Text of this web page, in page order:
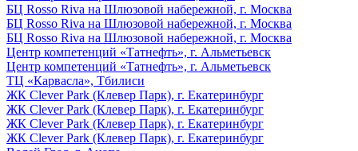
БЦ Rosso Riva на Шлюзовой набережной, г. Москва
БЦ Rosso Riva на Шлюзовой набережной, г. Москва
БЦ Rosso Riva на Шлюзовой набережной, г. Москва
Центр компетенций «Татнефть», г. Альметьевск
Центр компетенций «Татнефть», г. Альметьевск
ТЦ «Карвасла», Тбилиси
ЖК Clever Park (Клевер Парк), г. Екатеринбург
ЖК Clever Park (Клевер Парк), г. Екатеринбург
ЖК Clever Park (Клевер Парк), г. Екатеринбург
ЖК Clever Park (Клевер Парк), г. Екатеринбург